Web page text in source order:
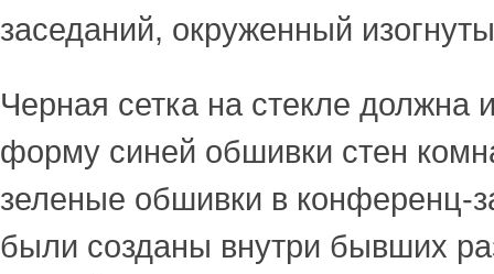
заседаний, окруженный
Черная сетка на стекле должна
форму синей обшивки стен
зеленые обшивки в конференц-
были созданы внутри бывших